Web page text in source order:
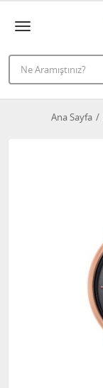
Ana Sayfa